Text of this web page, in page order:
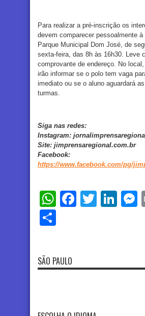
Para realizar a pré-inscrição os
devem comparecer pessoalmente à
Parque Municipal Dom José, de
sexta-feira, das 8h às 16h30. Leve
comprovante de endereço. No
irão informar se o polo tem vaga
imediato ou se o aluno aguardará
turmas.
Siga nas redes:
Instagram:
Site: jimprensaregional.com.br
Facebook:
https://www.facebook.com/pg/
WhatsApp
Twitter
SÃO PAULO